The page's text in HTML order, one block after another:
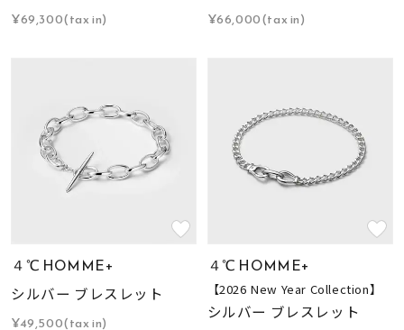
¥69,300(tax in)
¥66,000(tax in)
４℃ HOMME+
シルバー ブレスレット
¥49,500(tax in)
４℃ HOMME+
【2026 New Year Collection】
シルバー ブレスレット